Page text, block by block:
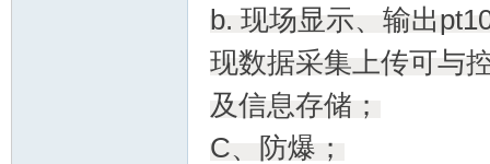
b. 现场显示、输出
现数据采集上传可与
及信息存储；
C、防爆；